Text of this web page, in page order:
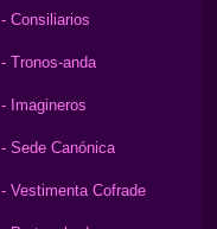
- Consiliarios
- Tronos-anda
- Imagineros
- Sede Canónica
- Vestimenta Cofrade